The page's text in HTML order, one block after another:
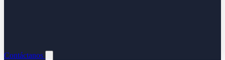
Contáctanos